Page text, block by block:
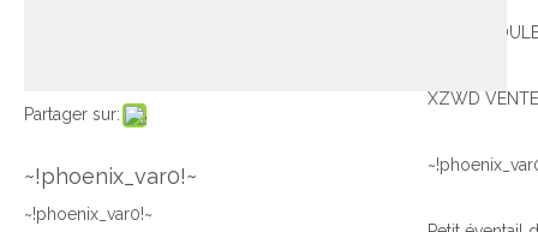
Partager sur:
~!phoenix_var0!~
~!phoenix_var0!~